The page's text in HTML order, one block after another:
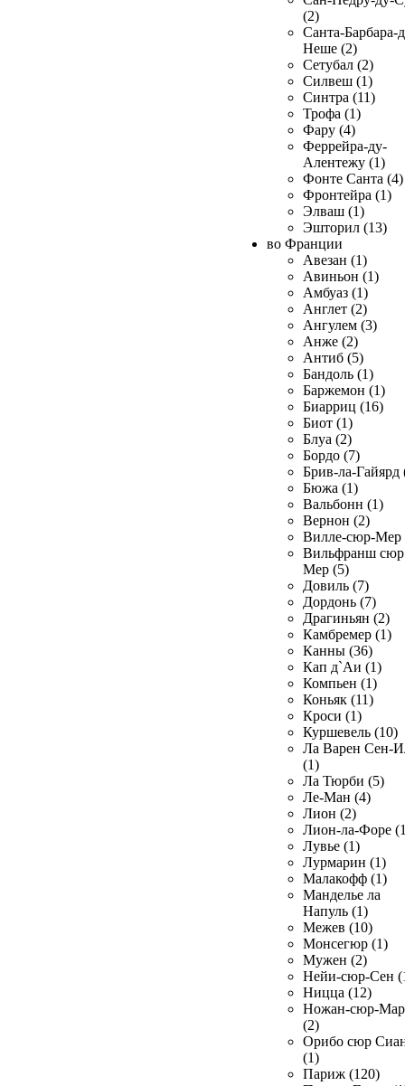
(2)
Санта-Барбара-
Неше (2)
Сетубал (2)
Силвеш (1)
Синтра (11)
Трофа (1)
Фару (4)
Феррейра-ду-
Алентежу (1)
Фонте Санта (4)
Фронтейра (1)
Элваш (1)
Эшторил (13)
во Франции
Авезан (1)
Авиньон (1)
Амбуаз (1)
Англет (2)
Ангулем (3)
Анже (2)
Антиб (5)
Бандоль (1)
Баржемон (1)
Биарриц (16)
Биот (1)
Блуа (2)
Бордо (7)
Брив-ла-Гайярд
Бюжа (1)
Вальбонн (1)
Вернон (2)
Вилле-сюр-Мер
Вильфранш сюр
Мер (5)
Довиль (7)
Дордонь (7)
Драгиньян (2)
Камбремер (1)
Канны (36)
Кап д`Аи (1)
Компьен (1)
Коньяк (11)
Кроси (1)
Куршевель (10)
Ла Варен Сен-
(1)
Ла Тюрби (5)
Ле-Ман (4)
Лион (2)
Лион-ла-Форе
Лувье (1)
Лурмарин (1)
Малакофф (1)
Манделье ла
Напуль (1)
Межев (10)
Монсегюр (1)
Мужен (2)
Нейи-сюр-Сен
Ницца (12)
Ножан-сюр-
(2)
Орибо сюр
(1)
Париж (120)